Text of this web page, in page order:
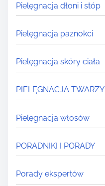
Pielęgnacja dłoni i stóp
Pielęgnacja paznokci
Pielęgnacja skóry ciała
PIELĘGNACJA TWARZY
Pielęgnacja włosów
PORADNIKI I PORADY
Porady ekspertów